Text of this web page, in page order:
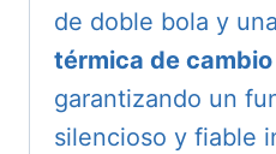
de doble bola y una
térmica de
garantizando un
silencioso y fiable